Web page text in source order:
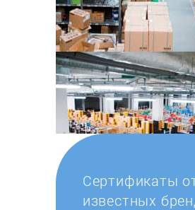
Сертификаты
известных